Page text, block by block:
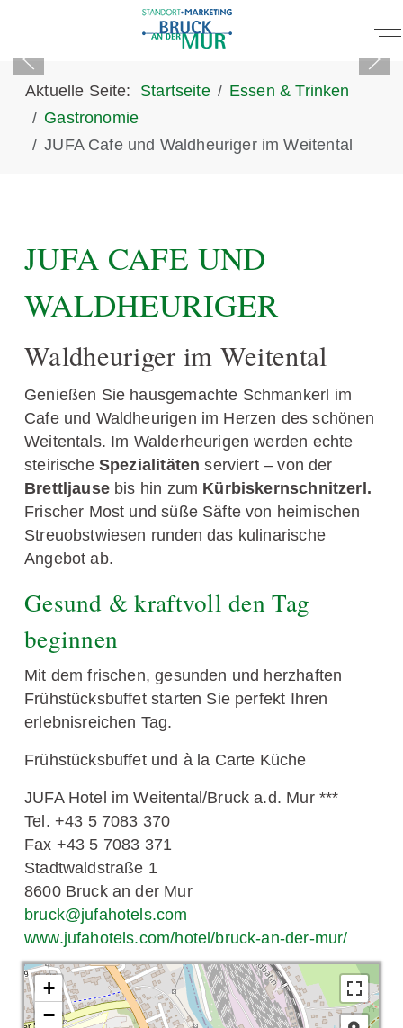
Aktuelle Seite: Startseite
Essen & Trinken
Gastronomie
JUFA Cafe und Waldheuriger im Weitental
JUFA CAFE UND
WALDHEURIGER
Waldheuriger im Weitental
Genießen Sie hausgemachte Schmankerl im
Cafe und Waldheurigen im Herzen des schönen
Weitentals. Im Walderheurigen werden echte
steirische Spezialitäten serviert – von der
Brettljausebis hin zum Kürbiskernschnitzerl.
Frischer Most und süße Säfte von heimischen
Streuobstwiesen runden das kulinarische
Angebot ab.
Gesund & kraftvoll den Tag
beginnen
Mit dem frischen, gesunden und herzhaften
Frühstücksbuffet starten Sie perfekt Ihren
erlebnisreichen Tag.
Frühstücksbuffet und à la Carte Küche
JUFA Hotel im Weitental/Bruck a.d. Mur ***
Tel. +43 5 7083 370
Fax +43 5 7083 371
Stadtwaldstraße 1
8600 Bruck an der Mur
bruck@jufahotels.com
www.jufahotels.com/hotel/bruck-an-der-mur/
+
−